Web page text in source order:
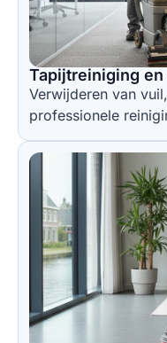
Tapijtreiniging
Verwijderen van
professionele